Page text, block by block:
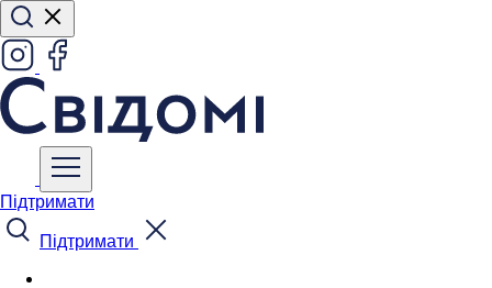
Підтримати
Підтримати